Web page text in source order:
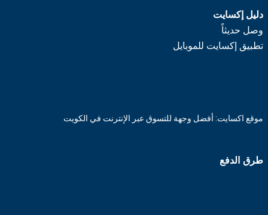
دليل إكسايت
وصل حديثاً
تطبيق إكسايت للموبايل
موقع اكسايت: أفضل وجهة للتسوق عبر الإنترنت في الكويت
طرق الدفع